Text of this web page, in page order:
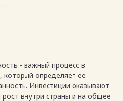
- важный процесс в
который определяет ее
Инвестиции оказывают
рост внутри страны и на общее